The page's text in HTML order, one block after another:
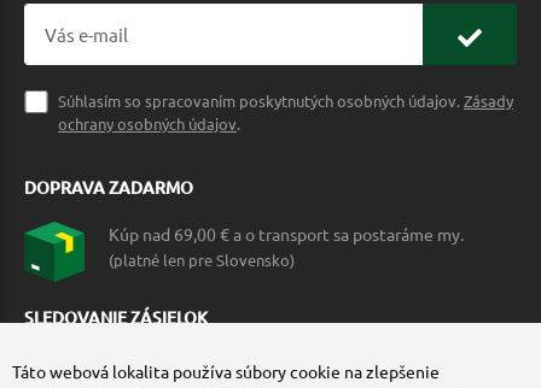
Súhlasím so spracovaním poskytnutých osobných údajov.Zásady
ochrany osobných údajov.
DOPRAVA ZADARMO
Kúp nad 69,00 € a o transport sa postaráme my.
(platné len pre Slovensko)
SLEDOVANIE ZÁSIELOK
Táto webová lokalita používa súbory cookie na zlepšenie